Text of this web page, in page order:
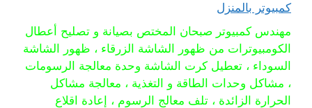
كمبيوتر بالمنزل
مهندس كمبيوتر صبحان المختص بصيانة و تصليح أعطال
الكومبيوترات من ظهور الشاشة الزرقاء ، ظهور الشاشة
السوداء ، تعطيل كرت الشاشة وحدة معالجة الرسومات
، مشاكل وحدات الطاقة و التغذية ، معالجة مشاكل
الحرارة الزائدة ، تلف معالج الرسوم ، إعادة اقلاع